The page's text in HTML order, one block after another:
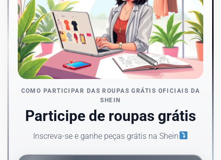
COMO PARTICIPAR DAS ROUPAS GRÁTIS OFICIAIS DA
SHEIN
Participe de roupas grátis
Inscreva-se e ganhe peças grátis na Shein